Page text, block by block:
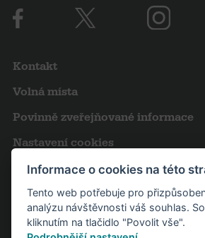
Kontakt
Volná místa
Povinně zveřejňované informace
Nastavení cookies
Obchodní podmínky
Výroční zprávy
Pro novináře
Informace o cookies na této
Tento web potřebuje pro
analýzu návštěvnosti váš souhlas.
kliknutím na tlačidlo "Povolit vše".